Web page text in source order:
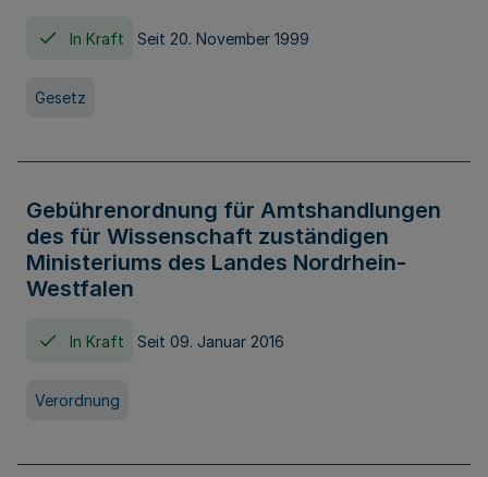
In Kraft Seit 20. November 1999
Gesetz
Gebührenordnung für Amtshandlungen
des für Wissenschaft zuständigen
Ministeriums des Landes Nordrhein-
Westfalen
In Kraft Seit 09. Januar 2016
Verordnung